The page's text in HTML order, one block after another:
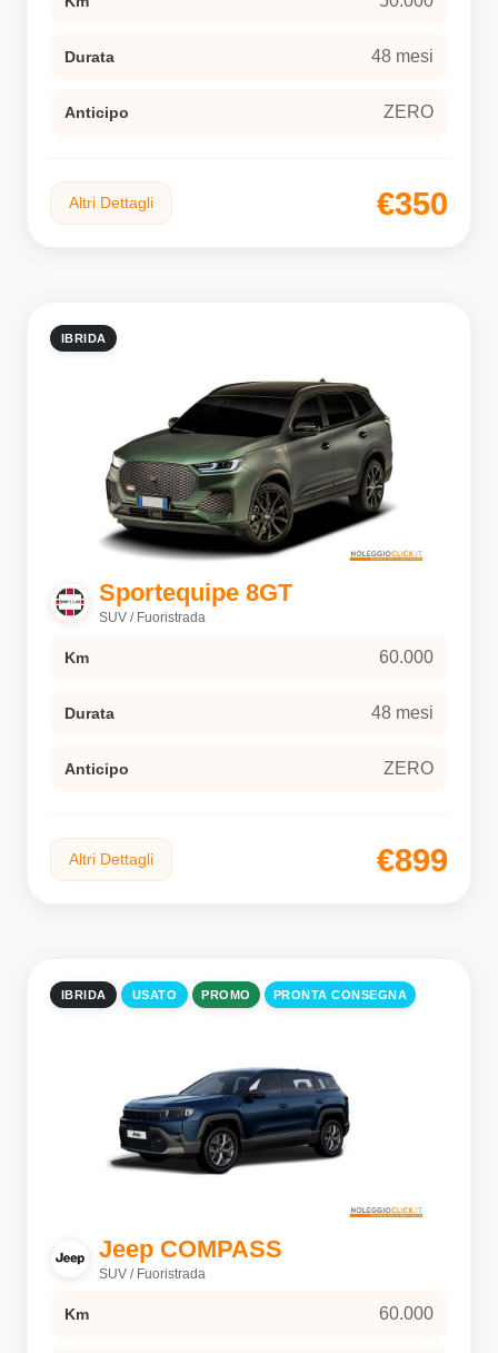
Durata 48 mesi
Anticipo ZERO
Altri Dettagli €350
IBRIDA
Sportequipe 8GT
SUV / Fuoristrada
Km 60.000
Durata 48 mesi
Anticipo ZERO
Altri Dettagli €899
IBRIDA USATO PROMO PRONTA CONSEGNA
Jeep COMPASS
SUV / Fuoristrada
Km 60.000